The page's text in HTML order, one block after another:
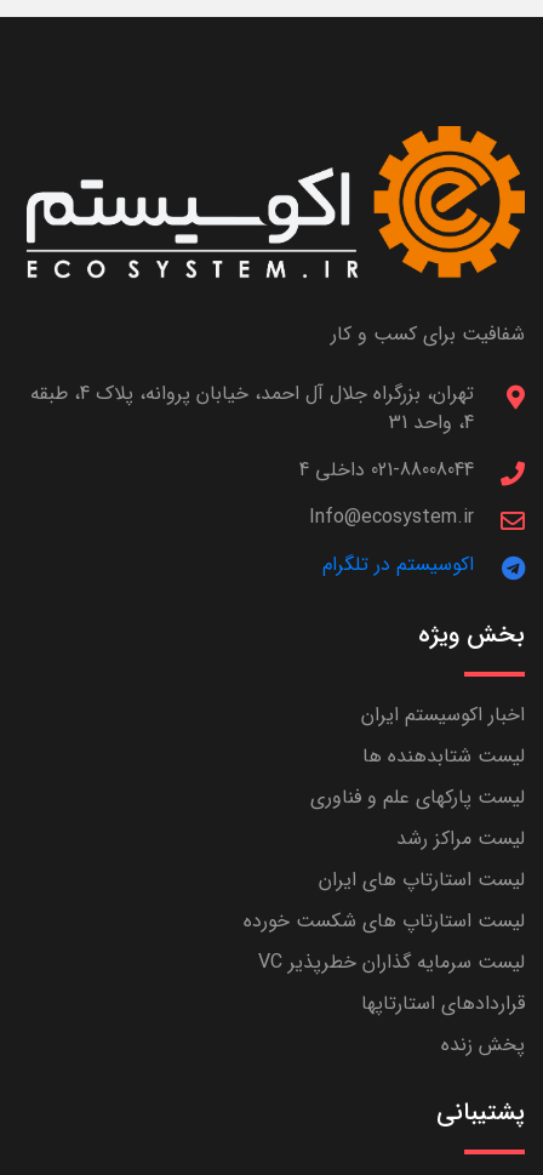
شفافیت برای کسب و کار
تهران، بزرگراه جلال آل احمد، خیابان پروانه، پلاک 4، طبقه
4، واحد 31
021-88008044 داخلی 4
Info@ecosystem.ir
اکوسیستم در تلگرام
بخش ویژه
اخبار اکوسیستم ایران
لیست شتابدهنده ها
لیست پارکهای علم و فناوری
لیست مراکز رشد
لیست استارتاپ های ایران
لیست استارتاپ های شکست خورده
لیست سرمایه گذاران خطرپذیر VC
قراردادهای استارتاپها
پخش زنده
پشتیبانی